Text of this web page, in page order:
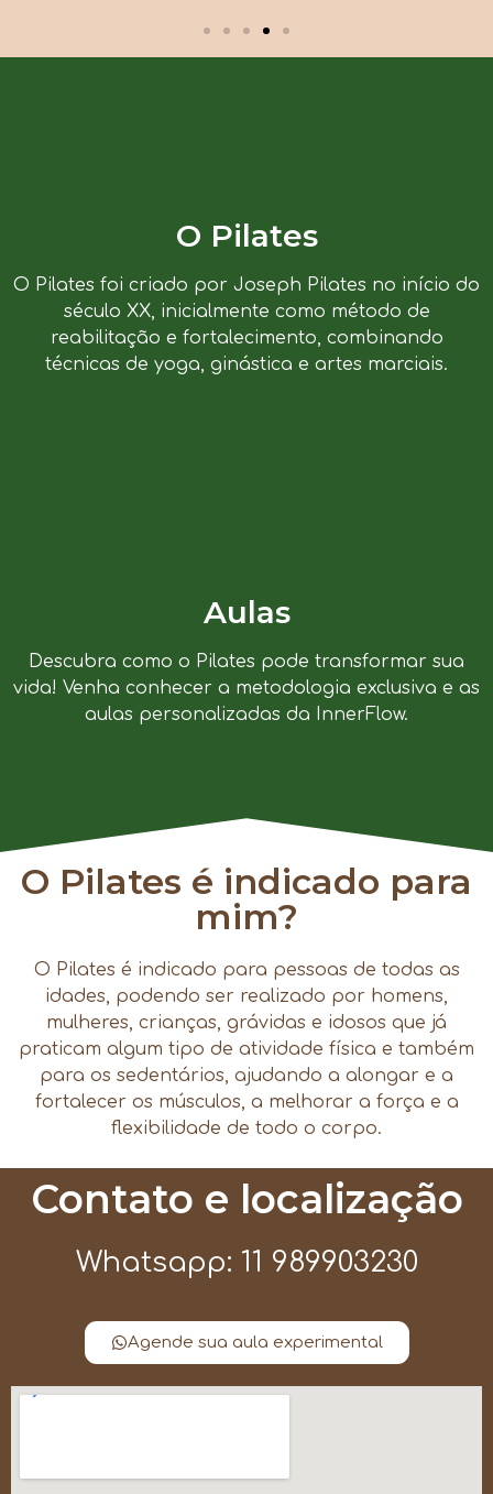
O Pilates
O Pilates foi criado por Joseph Pilates no início do
século XX, inicialmente como método de
reabilitação e fortalecimento, combinando
técnicas de yoga, ginástica e artes marciais.
Aulas
Descubra como o Pilates pode transformar sua
vida! Venha conhecer a metodologia exclusiva e as
aulas personalizadas da InnerFlow.
O Pilates é indicado para
mim?
O Pilates é indicado para pessoas de todas as
idades, podendo ser realizado por homens,
mulheres, crianças, grávidas e idosos que já
praticam algum tipo de atividade física e também
para os sedentários, ajudando a alongar e a
fortalecer os músculos, a melhorar a força e a
flexibilidade de todo o corpo.
Contato e localização
Whatsapp: 11 989903230
Agende sua aula experimental